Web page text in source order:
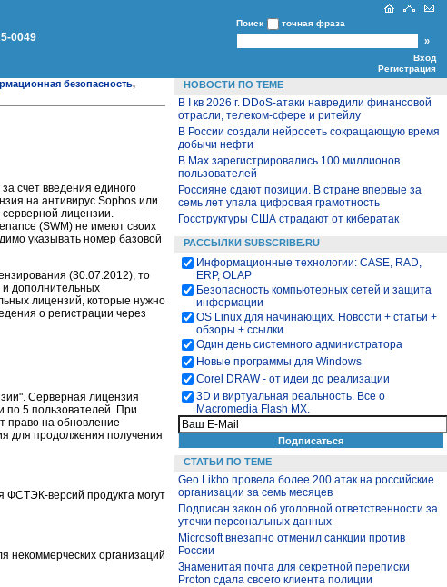
0049
Поиск точная фраза
Вход
Регистрация
безопасность,
счет введения единого
на антивирус Sophos или
лицензии.
(SWM) не имеют своих
указывать номер базовой
(30.07.2012), то
и дополнительных
лицензий, которые нужно
о регистрации через
Серверная лицензия
по 5 пользователей. При
право на обновление
для продолжения получения
версий продукта могут
некоммерческих организаций
НОВОСТИ ПО ТЕМЕ
В I кв 2026 г. DDoS-атаки навредили финансовой
отрасли, телеком-сфере и ритейлу
В России создали нейросеть сокращающую время
добычи нефти
В Max зарегистрировались 100 миллионов
пользователей
Россияне сдают позиции. В стране впервые за
семь лет упала цифровая грамотность
Госструктуры США страдают от кибератак
РАССЫЛКИ SUBSCRIBE.RU
Информационные технологии: CASE, RAD,
ERP, OLAP
Безопасность компьютерных сетей и защита
информации
OS Linux для начинающих. Новости + статьи +
обзоры + ссылки
Один день системного администратора
Новые программы для Windows
Corel DRAW - от идеи до реализации
3D и виртуальная реальность. Все о
Macromedia Flash MX.
СТАТЬИ ПО ТЕМЕ
Geo Likho провела более 200 атак на российские
организации за семь месяцев
Подписан закон об уголовной ответственности за
утечки персональных данных
Microsoft внезапно отменил санкции против
России
Знаменитая почта для секретной переписки
Proton сдала своего клиента полиции